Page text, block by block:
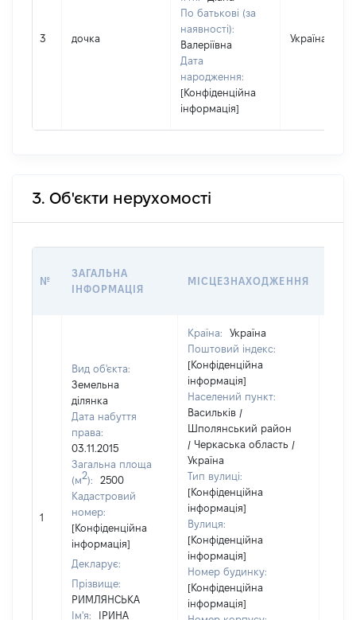
3 дочка
По батькові (за
наявності):
Валеріївна
Дата
народження:
[Конфіденційна
інформація]
Україна
3. Об'єкти нерухомості
№
ЗАГАЛЬНА
ІНФОРМАЦІЯ
МІСЦЕЗНАХОДЖЕННЯ
1
Вид об'єкта:
Земельна
ділянка
Дата набуття
права:
03.11.2015
Загальна площа
(м2):
2500
Кадастровий
номер:
[Конфіденційна
інформація]
Декларує:
Прізвище:
РИМЛЯНСЬКА
Ім'я:
ІРИНА
Країна:
Україна
Поштовий індекс:
[Конфіденційна
інформація]
Населений пункт:
Васильків /
Шполянський район
/ Черкаська область /
Україна
Тип вулиці:
[Конфіденційна
інформація]
Вулиця:
[Конфіденційна
інформація]
Номер будинку:
[Конфіденційна
інформація]